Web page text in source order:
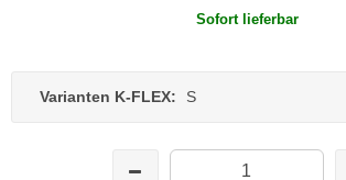
Sofort lieferbar
Varianten K-FLEX: S